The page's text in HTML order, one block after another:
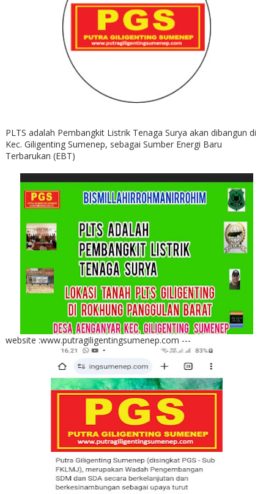
PLTS adalah Pembangkit Listrik Tenaga Surya akan dibangun di
Kec. Giligenting Sumenep, sebagai Sumber Energi Baru
Terbarukan (EBT)
website :www.putragiligentingsumenep.com ---